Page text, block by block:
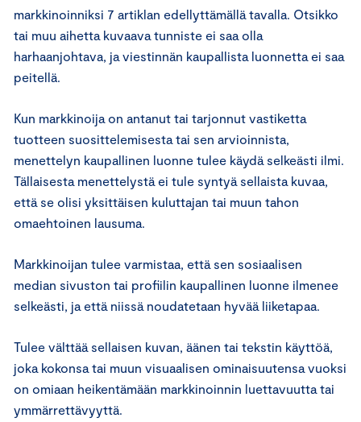
markkinoinniksi 7 artiklan edellyttämällä tavalla. Otsikko
tai muu aihetta kuvaava tunniste ei saa olla
harhaanjohtava, ja viestinnän kaupallista luonnetta ei saa
peitellä.
Kun markkinoija on antanut tai tarjonnut vastiketta
tuotteen suosittelemisesta tai sen arvioinnista,
menettelyn kaupallinen luonne tulee käydä selkeästi ilmi.
Tällaisesta menettelystä ei tule syntyä sellaista kuvaa,
että se olisi yksittäisen kuluttajan tai muun tahon
omaehtoinen lausuma.
Markkinoijan tulee varmistaa, että sen sosiaalisen
median sivuston tai profiilin kaupallinen luonne ilmenee
selkeästi, ja että niissä noudatetaan hyvää liiketapaa.
Tulee välttää sellaisen kuvan, äänen tai tekstin käyttöä,
joka kokonsa tai muun visuaalisen ominaisuutensa vuoksi
on omiaan heikentämään markkinoinnin luettavuutta tai
ymmärrettävyyttä.